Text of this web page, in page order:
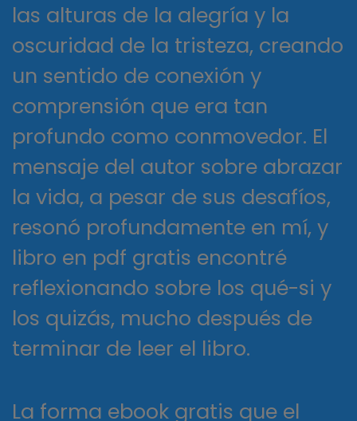
las alturas de la alegría y la
oscuridad de la tristeza, creando
un sentido de conexión y
comprensión que era tan
profundo como conmovedor. El
mensaje del autor sobre abrazar
la vida, a pesar de sus desafíos,
resonó profundamente en mí, y
libro en pdf gratis encontré
reflexionando sobre los qué-si y
los quizás, mucho después de
terminar de leer el libro.
La forma ebook gratis que el